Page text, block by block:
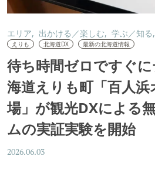
エリア 出かける／楽しむ 学ぶ／知る
えりも 北海道DX 最新の北海道情報
待ち時間ゼロですぐ
海道えりも町「百人
場」が観光DXによる
ムの実証実験を開始
2026.06.03